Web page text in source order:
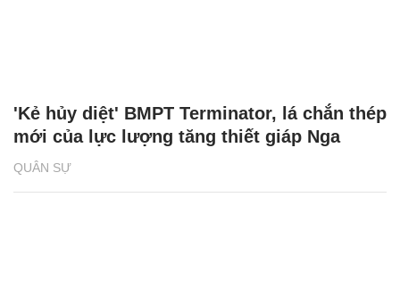
QUÂN SỰ
'Kẻ hủy diệt' BMPT Terminator, lá chắn thép
mới của lực lượng tăng thiết giáp Nga